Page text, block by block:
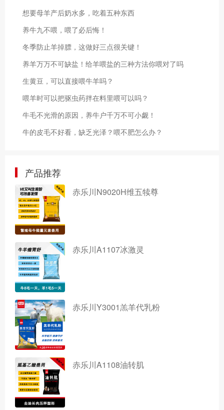
想要母羊产后奶水多，吃着五种东西
养牛九不喂，喂了必后悔！
冬季防止羊掉膘，这做好三点很关键！
养羊万万不可缺盐！给羊喂盐的三种方法你喂对了吗
生黄豆，可以直接喂牛羊吗？
喂羊时可以把驱虫药拌在料里喂可以吗？
牛毛不光滑的原因，养牛户千万不可小觑！
牛的皮毛不好看，缺乏光泽？喂不肥怎么办？
产品推荐
赤乐川N9020H维五犊尊
赤乐川A1107冰激灵
赤乐川Y3001羔羊代乳粉
赤乐川A1108油转肌